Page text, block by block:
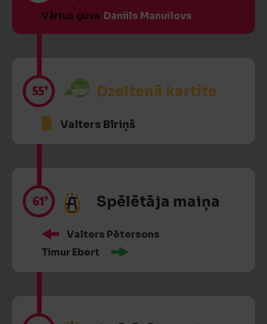
Vārtus guva Daniils Manuilovs
55’ Dzeltenā kartīte
Valters Bīriņš
61’ Spēlētāja maiņa
Valters Pētersons
Timur Ebert